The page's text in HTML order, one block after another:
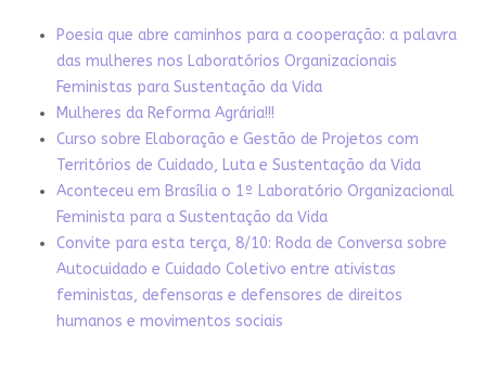
Poesia que abre caminhos para a cooperação: a palavra
das mulheres nos Laboratórios Organizacionais
Feministas para Sustentação da Vida
Mulheres da Reforma Agrária!!!
Curso sobre Elaboração e Gestão de Projetos com
Territórios de Cuidado, Luta e Sustentação da Vida
Aconteceu em Brasília o 1º Laboratório Organizacional
Feminista para a Sustentação da Vida
Convite para esta terça, 8/10: Roda de Conversa sobre
Autocuidado e Cuidado Coletivo entre ativistas
feministas, defensoras e defensores de direitos
humanos e movimentos sociais